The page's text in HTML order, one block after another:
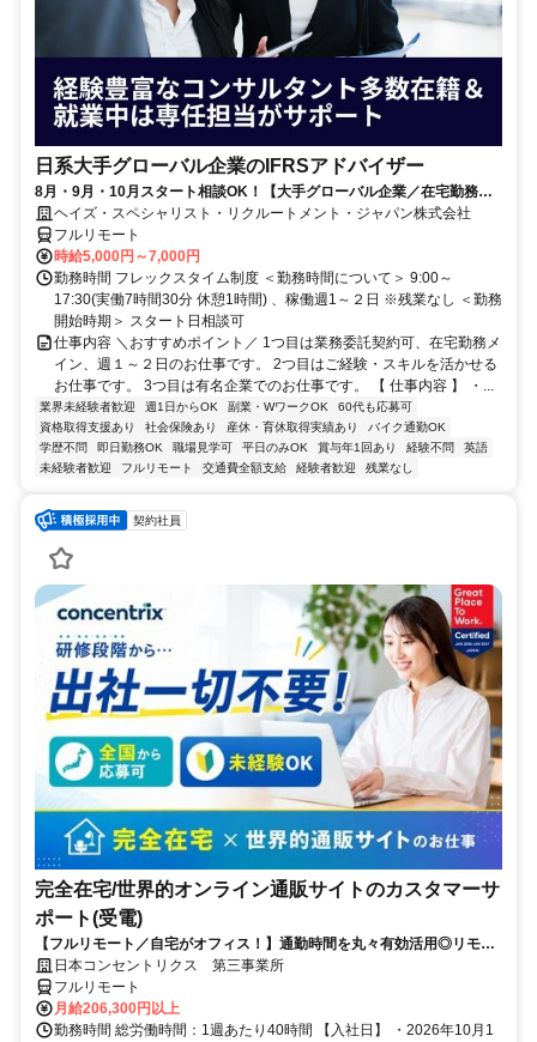
日系大手グローバル企業のIFRSアドバイザー
8月・9月・10月スタート相談OK！【大手グローバル企業／在宅勤務メ
イン／週1～2日勤務】IFRSアドバイザー
ヘイズ・スペシャリスト・リクルートメント・ジャパン株式会社
フルリモート
時給5,000円～7,000円
勤務時間 フレックスタイム制度 ＜勤務時間について＞ 9:00～
17:30(実働7時間30分 休憩1時間) 、稼働週1～２日 ※残業なし ＜勤務
開始時期＞ スタート日相談可
仕事内容 ＼おすすめポイント／ 1つ目は業務委託契約可、在宅勤務メ
イン、週１～２日のお仕事です。 2つ目はご経験・スキルを活かせる
お仕事です。 3つ目は有名企業でのお仕事です。 【 仕事内容 】 ・...
業界未経験者歓迎 週1日からOK 副業・WワークOK
60代も応募可
資格取得支援あり
社会保険あり 産休・育休取得実績あり
バイク通勤OK
学歴不問
即日勤務OK 職場見学可 平日のみOK 賞与年1回あり 経験不問
英語
未経験者歓迎
フルリモート 交通費全額支給 経験者歓迎 残業なし
契約社員
完全在宅/世界的オンライン通販サイトのカスタマーサ
ポート(受電)
【フルリモート／自宅がオフィス！】通勤時間を丸々有効活用◎リモー
ト研修・フォロー充実で在宅でも安心★セールス要素一切なし！
日本コンセントリクス 第三事業所
フルリモート
月給206,300円以上
勤務時間 総労働時間：1週あたり40時間 【入社日】 ・2026年10月1